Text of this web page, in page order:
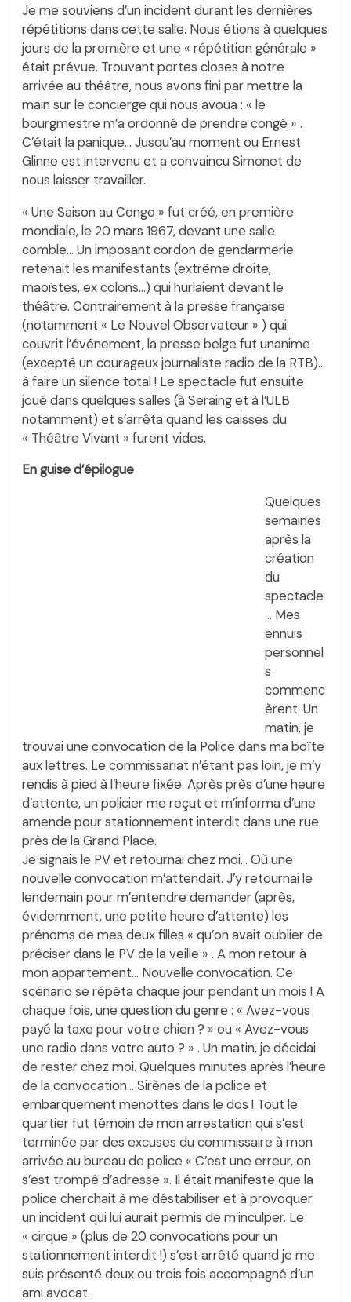
Je me souviens d’un incident durant les dernières
répétitions dans cette salle. Nous étions à quelques
jours de la première et une « répétition générale »
était prévue. Trouvant portes closes à notre
arrivée au théâtre, nous avons fini par mettre la
main sur le concierge qui nous avoua : « le
bourgmestre m’a ordonné de prendre congé » .
C’était la panique… Jusqu’au moment ou Ernest
Glinne est intervenu et a convaincu Simonet de
nous laisser travailler.
« Une Saison au Congo » fut créé, en première
mondiale, le 20 mars 1967, devant une salle
comble… Un imposant cordon de gendarmerie
retenait les manifestants (extrême droite,
maoïstes, ex colons…) qui hurlaient devant le
théâtre. Contrairement à la presse française
(notamment « Le Nouvel Observateur » ) qui
couvrit l’événement, la presse belge fut unanime
(excepté un courageux journaliste radio de la RTB)…
à faire un silence total ! Le spectacle fut ensuite
joué dans quelques salles (à Seraing et à l’ULB
notamment) et s’arrêta quand les caisses du
« Théâtre Vivant » furent vides.
En guise d’épilogue
Quelques
semaines
après la
création
du
spectacle
… Mes
ennuis
personnel
s
commenc
èrent. Un
matin, je
trouvai une convocation de la Police dans ma boîte
aux lettres. Le commissariat n’étant pas loin, je m’y
rendis à pied à l’heure fixée. Après près d’une heure
d’attente, un policier me reçut et m’informa d’une
amende pour stationnement interdit dans une rue
près de la Grand Place.
Je signais le PV et retournai chez moi… Où une
nouvelle convocation m’attendait. J’y retournai le
lendemain pour m’entendre demander (après,
évidemment, une petite heure d’attente) les
prénoms de mes deux filles « qu’on avait oublier de
préciser dans le PV de la veille » . A mon retour à
mon appartement… Nouvelle convocation. Ce
scénario se répéta chaque jour pendant un mois ! A
chaque fois, une question du genre : « Avez-vous
payé la taxe pour votre chien ? » ou « Avez-vous
une radio dans votre auto ? » . Un matin, je décidai
de rester chez moi. Quelques minutes après l’heure
de la convocation… Sirènes de la police et
embarquement menottes dans le dos ! Tout le
quartier fut témoin de mon arrestation qui s’est
terminée par des excuses du commissaire à mon
arrivée au bureau de police « C’est une erreur, on
s’est trompé d’adresse ». Il était manifeste que la
police cherchait à me déstabiliser et à provoquer
un incident qui lui aurait permis de m’inculper. Le
« cirque » (plus de 20 convocations pour un
stationnement interdit !) s’est arrêté quand je me
suis présenté deux ou trois fois accompagné d’un
ami avocat.